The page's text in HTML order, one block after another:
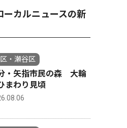
ーカルニュースの新
・瀬谷区
・矢指市民の森 大輪
まわり見頃